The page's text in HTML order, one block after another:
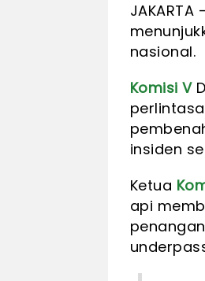
nasional.
Komisi V
insiden
Ketua
api